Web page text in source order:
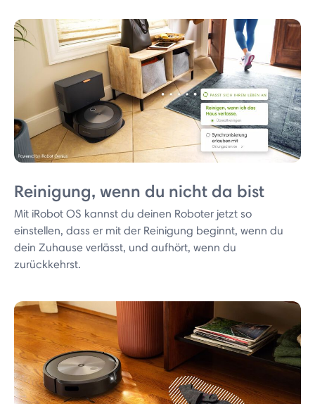
Reinigung, wenn du nicht da bist
Mit iRobot OS kannst du deinen Roboter jetzt so
einstellen, dass er mit der Reinigung beginnt, wenn du
dein Zuhause verlässt, und aufhört, wenn du
zurückkehrst.